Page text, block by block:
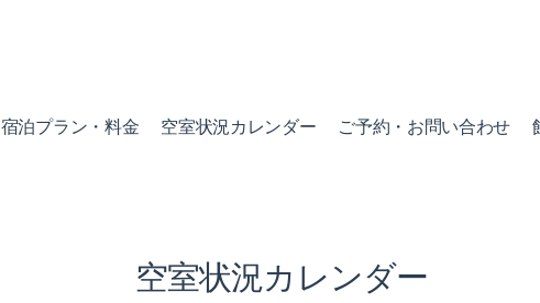
宿泊プラン・料金 空室状況カレンダー ご予約・お問い合わせ
空室状況カレンダー